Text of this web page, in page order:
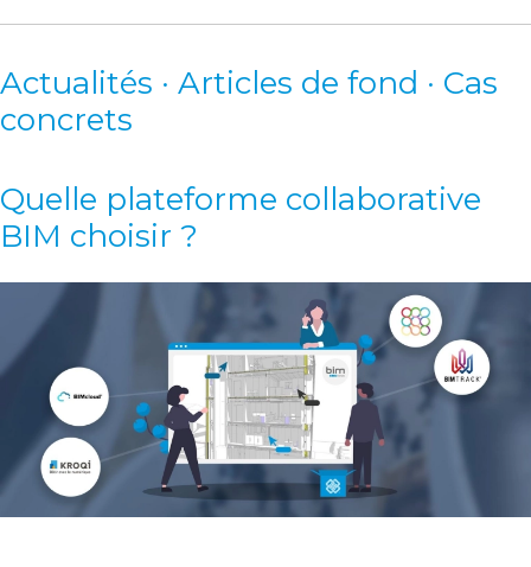
Actualités · Articles de fond · Cas
concrets
Quelle plateforme collaborative
BIM choisir ?